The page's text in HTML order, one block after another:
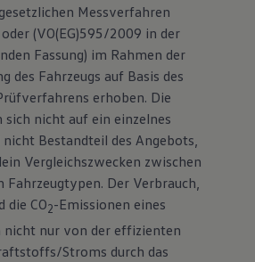
Messverfahren
(VO(EG)595/2009 in der
Fassung) im Rahmen der
des Fahrzeugs auf Basis des
erhoben. Die
sich nicht auf ein einzelnes
nicht Bestandteil des Angebots,
Vergleichszwecken zwischen
Fahrzeugtypen. Der Verbrauch,
die CO2-Emissionen eines
nicht nur von der effizienten
Stroms durch das